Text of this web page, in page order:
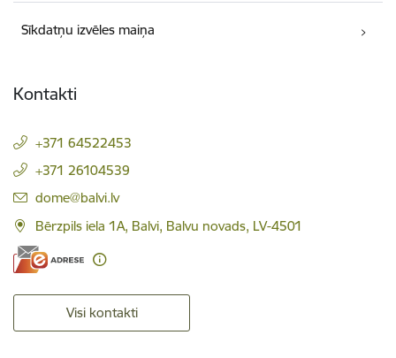
Sīkdatņu izvēles maiņa
Kontakti
+371 64522453
+371 26104539
E-pasts:
dome@balvi.lv
Bērzpils iela 1A, Balvi, Balvu novads, LV-4501
Visi kontakti